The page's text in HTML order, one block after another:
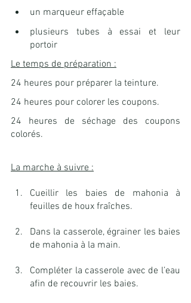
un marqueur effaçable
plusieurs tubes à essai et leur
portoir
Le temps de préparation :
24 heures pour préparer la teinture.
24 heures pour colorer les coupons.
24 heures de séchage des coupons
colorés.
La marche à suivre :
Cueillir les baies de mahonia à
feuilles de houx fraîches.
Dans la casserole, égrainer les baies
de mahonia à la main.
Compléter la casserole avec de l’eau
afin de recouvrir les baies.